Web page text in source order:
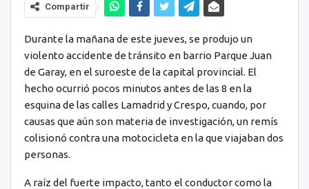
Compartir
Durante la mañana de este jueves, se produjo un
violento accidente de tránsito en barrio Parque Juan
de Garay, en el suroeste de la capital provincial. El
hecho ocurrió pocos minutos antes de las 8 en la
esquina de las calles Lamadrid y Crespo, cuando, por
causas que aún son materia de investigación, un remís
colisionó contra una motocicleta en la que viajaban dos
personas.
A raíz del fuerte impacto, tanto el conductor como la